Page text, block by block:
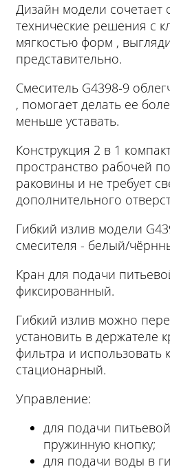
Дизайн модели сочетает
технические решения с
мягкостью форм ,
представительно.
Смеситель G4398-9
, помогает делать ее
меньше уставать.
Конструкция 2 в 1
пространство рабочей
раковины и не требует
дополнительного
Гибкий излив модели
смесителя - белый/
Кран для подачи
фиксированный.
Гибкий излив можно
установить в держателе
фильтра и использовать
стационарный.
Управление:
для подачи
пружинную кнопку;
для подачи воды в